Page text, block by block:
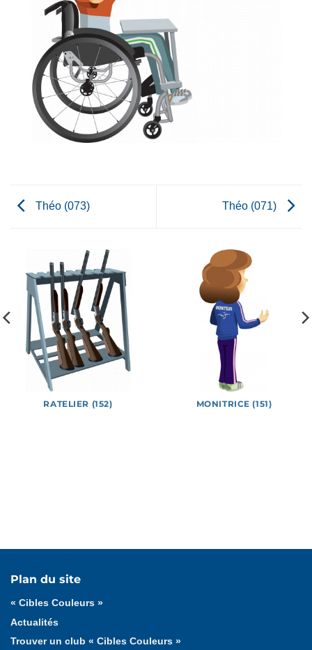
Théo (073) Théo (071)
RATELIER (152) MONITRICE (151)
Vidéos
Plan du site
« Cibles Couleurs »
Actualités
Trouver un club « Cibles Couleurs »